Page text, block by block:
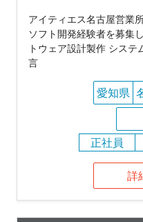
アイティエス名古屋営業
ソフト開発経験者を募集
トウェア設計製作 シス
言
愛知県
正社員
詳